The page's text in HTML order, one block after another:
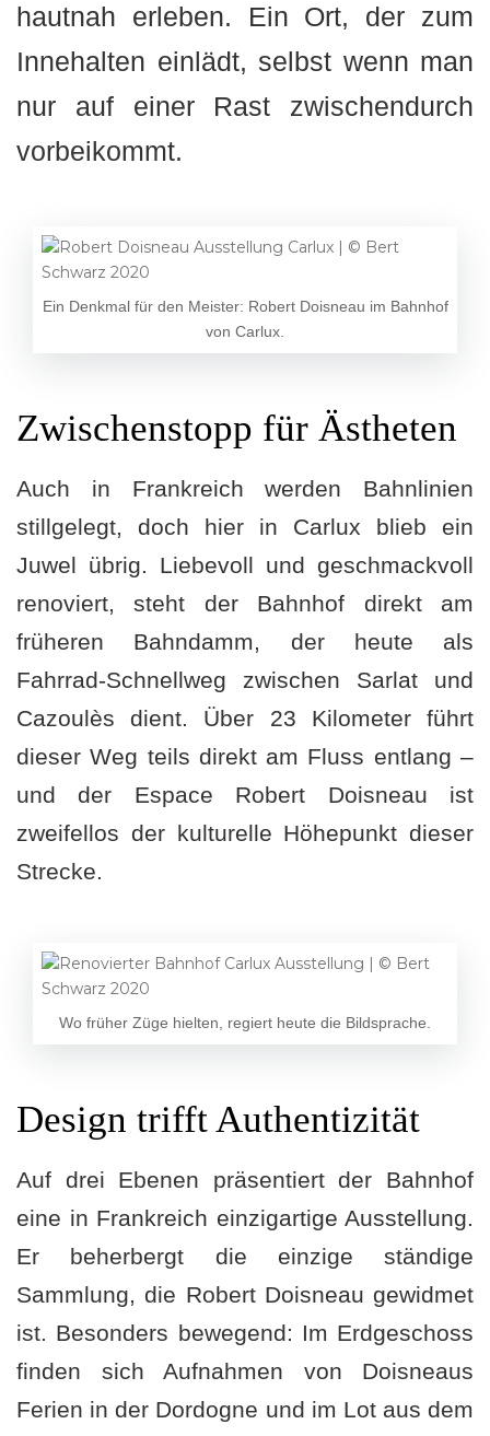
hautnah erleben. Ein Ort, der zum
Innehalten einlädt, selbst wenn man
nur auf einer Rast zwischendurch
vorbeikommt.
Ein Denkmal für den Meister: Robert Doisneau im Bahnhof
von Carlux.
Zwischenstopp für Ästheten
Auch in Frankreich werden Bahnlinien
stillgelegt, doch hier in Carlux blieb ein
Juwel übrig. Liebevoll und geschmackvoll
renoviert, steht der Bahnhof direkt am
früheren Bahndamm, der heute als
Fahrrad-Schnellweg zwischen Sarlat und
Cazoulès dient. Über 23 Kilometer führt
dieser Weg teils direkt am Fluss entlang –
und der Espace Robert Doisneau ist
zweifellos der kulturelle Höhepunkt dieser
Strecke.
Wo früher Züge hielten, regiert heute die Bildsprache.
Design trifft Authentizität
Auf drei Ebenen präsentiert der Bahnhof
eine in Frankreich einzigartige Ausstellung.
Er beherbergt die einzige ständige
Sammlung, die Robert Doisneau gewidmet
ist. Besonders bewegend: Im Erdgeschoss
finden sich Aufnahmen von Doisneaus
Ferien in der Dordogne und im Lot aus dem